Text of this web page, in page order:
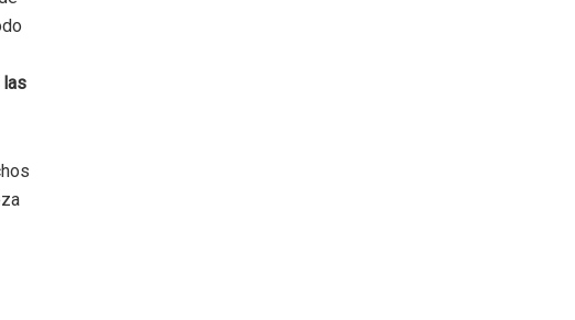
las